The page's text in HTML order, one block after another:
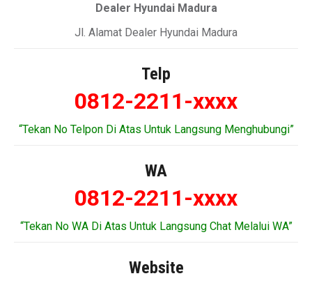
Dealer Hyundai Madura
Jl. Alamat Dealer Hyundai Madura
Telp
0812-2211-xxxx
“Tekan No Telpon Di Atas Untuk Langsung Menghubungi”
WA
0812-2211-xxxx
“Tekan No WA Di Atas Untuk Langsung Chat Melalui WA”
Website